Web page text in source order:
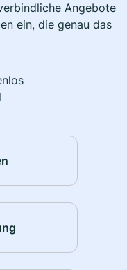
Angebote
ein, die genau das